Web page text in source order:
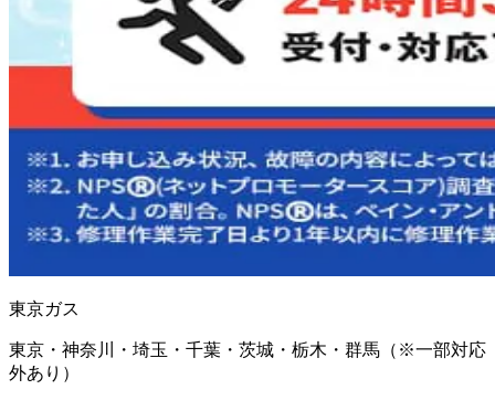
東京ガス
東京・神奈川・埼玉・千葉・茨城・栃木・群馬（※一部対応
外あり）